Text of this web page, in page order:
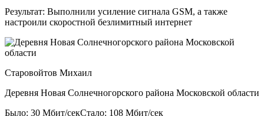
Результат: Выполнили усиление сигнала GSM, а также
настроили скоростной безлимитный интернет
Старовойтов Михаил
Деревня Новая Солнечногорского района Московской области
Было: 30 Мбит/секСтало: 108 Мбит/сек